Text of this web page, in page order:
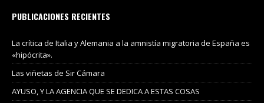
PUBLICACIONES RECIENTES
La crítica de Italia y Alemania a la amnistía migratoria de España es
«hipócrita».
Las viñetas de Sir Cámara
AYUSO, Y LA AGENCIA QUE SE DEDICA A ESTAS COSAS